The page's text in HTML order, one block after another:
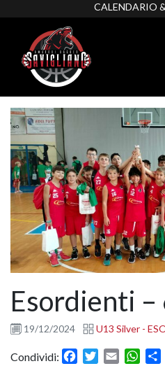
CALENDARIO
Esordienti –
19/12/2024 U13 Silver -
Condividi: FacebookTwitter
Email